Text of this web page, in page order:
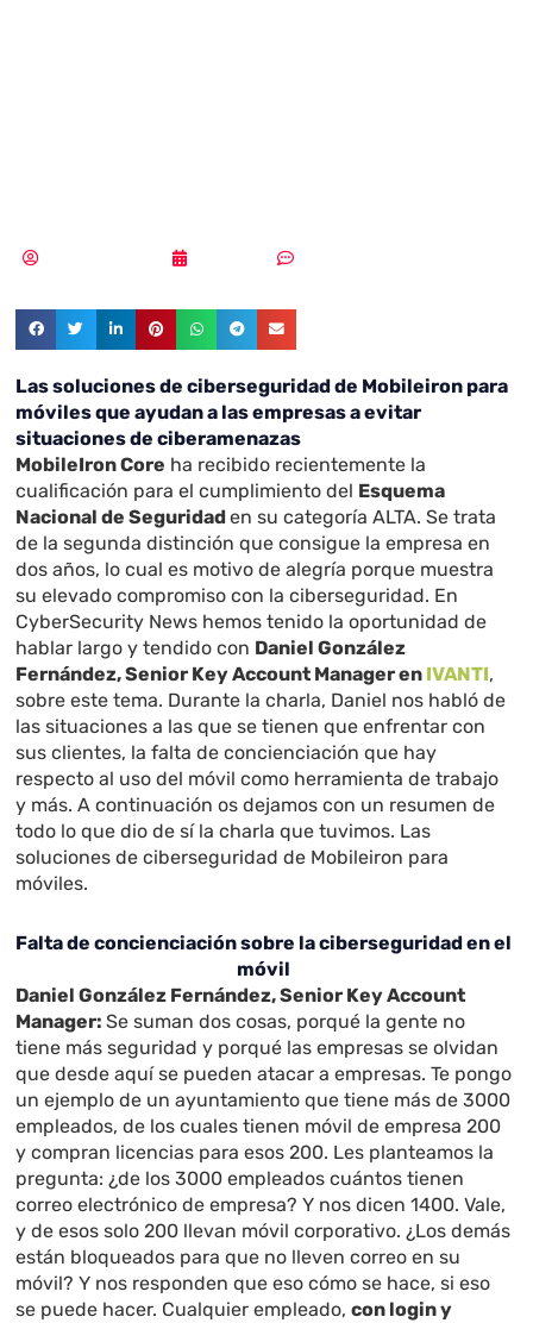
Las soluciones de ciberseguridad de Mobileiron para
móviles que ayudan a las empresas a evitar
situaciones de ciberamenazas
MobileIron Core ha recibido recientemente la
cualificación para el cumplimiento del Esquema
Nacional de Seguridaden su categoría ALTA. Se trata
de la segunda distinción que consigue la empresa en
dos años, lo cual es motivo de alegría porque muestra
su elevado compromiso con la ciberseguridad. En
CyberSecurity News hemos tenido la oportunidad de
hablar largo y tendido con Daniel González
Fernández, Senior Key Account Manager en IVANTI,
sobre este tema. Durante la charla, Daniel nos habló de
las situaciones a las que se tienen que enfrentar con
sus clientes, la falta de concienciación que hay
respecto al uso del móvil como herramienta de trabajo
y más. A continuación os dejamos con un resumen de
todo lo que dio de sí la charla que tuvimos. Las
soluciones de ciberseguridad de Mobileiron para
móviles.
Falta de concienciación sobre la ciberseguridad en el
móvil
Daniel González Fernández, Senior Key Account
Manager:Se suman dos cosas, porqué la gente no
tiene más seguridad y porqué las empresas se olvidan
que desde aquí se pueden atacar a empresas. Te pongo
un ejemplo de un ayuntamiento que tiene más de 3000
empleados, de los cuales tienen móvil de empresa 200
y compran licencias para esos 200. Les planteamos la
pregunta: ¿de los 3000 empleados cuántos tienen
correo electrónico de empresa? Y nos dicen 1400. Vale,
y de esos solo 200 llevan móvil corporativo. ¿Los demás
están bloqueados para que no lleven correo en su
móvil? Y nos responden que eso cómo se hace, si eso
se puede hacer. Cualquier empleado,con login y